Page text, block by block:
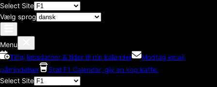
Select Site
Vælg sprog
Menu
Tilføj løbsdatoer & tider til din kalender
Modtag email
påmindelser
Støt F1 Calendar, giv en kop kaffe.
Select Site